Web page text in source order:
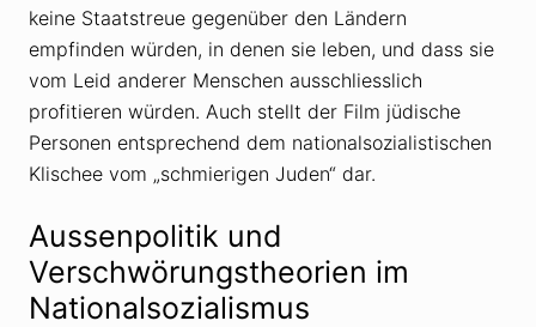
keine Staatstreue gegenüber den Ländern
empfinden würden, in denen sie leben, und dass sie
vom Leid anderer Menschen ausschliesslich
profitieren würden. Auch stellt der Film jüdische
Personen entsprechend dem nationalsozialistischen
Klischee vom „schmierigen Juden“ dar.
Aussenpolitik und
Verschwörungstheorien im
Nationalsozialismus